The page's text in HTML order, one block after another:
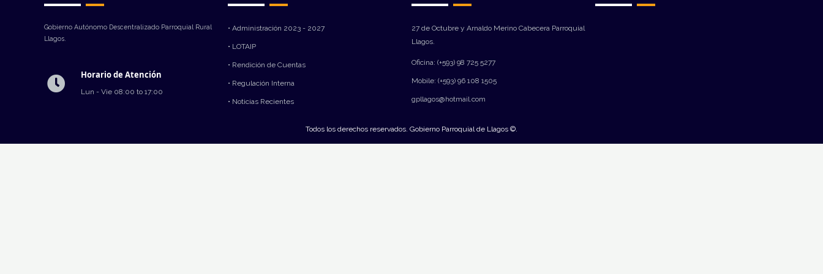
Gobierno Autónomo Descentralizado Parroquial Rural
Llagos.
Horario de Atención
Lun - Vie 08:00 to 17:00
• Administración 2023 - 2027
• LOTAIP
• Rendición de Cuentas
• Regulación Interna
• Noticias Recientes
27 de Octubre y Arnaldo Merino Cabecera Parroquial
Llagos.
Oficina: (+593) 98 725 5277
Mobile: (+593) 96 108 1505
gpllagos@hotmail.com
Todos los derechos reservados. Gobierno Parroquial de Llagos ©.